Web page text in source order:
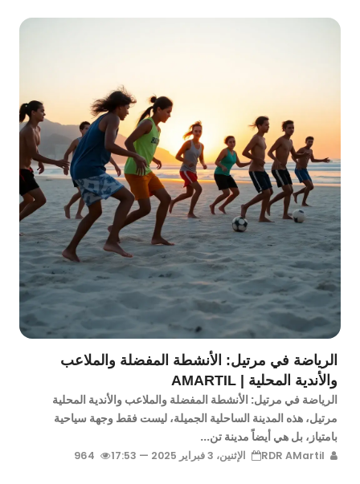
الرياضة في مرتيل: الأنشطة المفضلة والملاعب
والأندية المحلية | AMARTIL
الرياضة في مرتيل: الأنشطة المفضلة والملاعب والأندية المحلية
مرتيل، هذه المدينة الساحلية الجميلة، ليست فقط وجهة سياحية
بامتياز، بل هي أيضاً مدينة تن...
الإثنين، 3 فبراير 2025 — 17:53